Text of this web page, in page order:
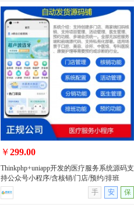
沃德校园助手系统 2.3.0 高级授权版 带
文档 fastadmin插件
无演示
￥299.00
Thinkphp+uniapp开发的医疗服务系统源码支
持公众号小程序/含核销/门店/预约/排班
手
安 保